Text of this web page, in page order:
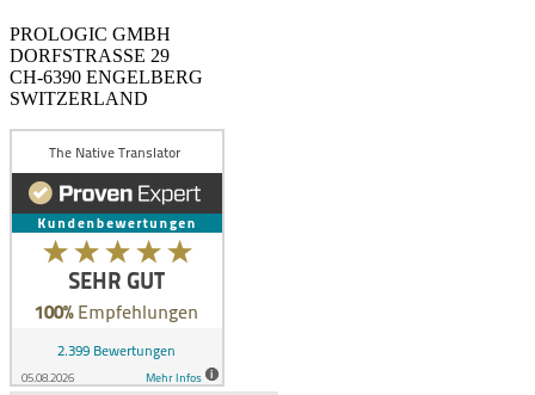
PROLOGIC GMBH
DORFSTRASSE 29
CH-6390 ENGELBERG
SWITZERLAND